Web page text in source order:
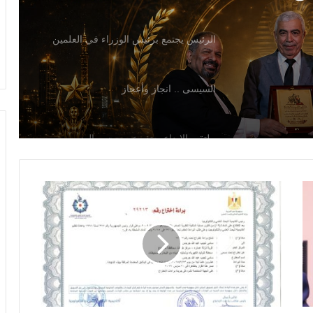
السيسى .. انجاز وأعجاز
ملتقي الابداع يعتذر عن حضور الوزير
في احتفالي حزب المؤتمر يكرم المخترع
سامي جرجس
توصيات ملتقى التميز والإبداع 2026 تحت
الاستعداد لطرح نحو 5000 وحدة سكنية
بنظام الإيجار المنتهي بالتملك
لرفع كفاءة العناصر
جالو العام
العصر
3 أغسطس، 2026
عولمة العصر الرقمي.